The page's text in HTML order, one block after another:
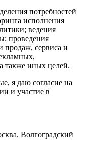
потребностей
исполнения
ведения
проведения
продаж, сервиса и
также иных целей.
я даю согласие на
и участие в
Волгоградский